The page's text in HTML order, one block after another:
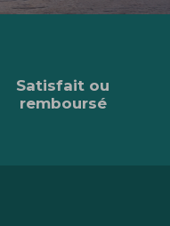
Satisfait ou
remboursé